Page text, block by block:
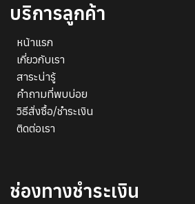
บริการลูกค้า
หน้าแรก
เกี่ยวกับเรา
สาระน่ารู้
คำถามที่พบบ่อย
วิธีสั่งซื้อ/ชำระเงิน
ติดต่อเรา
ช่องทางชำระเงิน